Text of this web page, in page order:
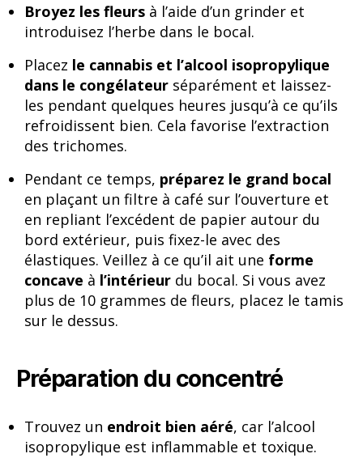
Broyez les fleurs à l’aide d’un grinder et
introduisez l’herbe dans le bocal.
Placez le cannabis et l’alcool isopropylique
dans le congélateur séparément et laissez-
les pendant quelques heures jusqu’à ce qu’ils
refroidissent bien. Cela favorise l’extraction
des trichomes.
Pendant ce temps, préparez le grand bocal
en plaçant un filtre à café sur l’ouverture et
en repliant l’excédent de papier autour du
bord extérieur, puis fixez-le avec des
élastiques. Veillez à ce qu’il ait une forme
concave à l’intérieur du bocal. Si vous avez
plus de 10 grammes de fleurs, placez le tamis
sur le dessus.
Préparation du concentré
Trouvez un endroit bien aéré, car l’alcool
isopropylique est inflammable et toxique.